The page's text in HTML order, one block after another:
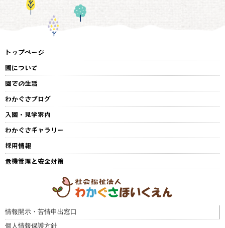
トップページ
園について
園での生活
わかぐさブログ
入園・見学案内
わかぐさギャラリー
採用情報
危機管理と安全対策
情報開示・苦情申出窓口
個人情報保護方針